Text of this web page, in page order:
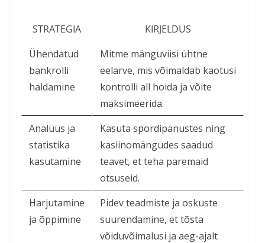
STRATEGIA
KIRJELDUS
Ühendatud
bankrolli
haldamine
Mitme mänguviisi ühtne
eelarve, mis võimaldab kaotusi
kontrolli all hoida ja võite
maksimeerida.
Analüüs ja
statistika
kasutamine
Kasuta spordipanustes ning
kasiinomängudes saadud
teavet, et teha paremaid
otsuseid.
Harjutamine
ja õppimine
Pidev teadmiste ja oskuste
suurendamine, et tõsta
võiduvõimalusi ja aeg-ajalt